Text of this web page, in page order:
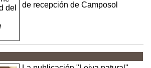
de recepción de Camposol